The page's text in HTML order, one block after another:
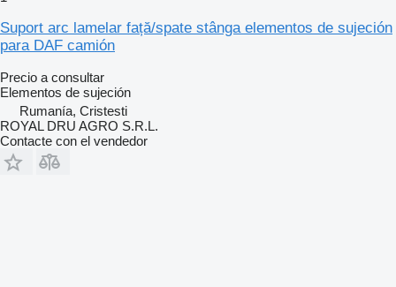
Suport arc lamelar față/spate stânga elementos de sujeción
para DAF camión
Precio a consultar
Elementos de sujeción
Rumanía, Cristesti
ROYAL DRU AGRO S.R.L.
Contacte con el vendedor